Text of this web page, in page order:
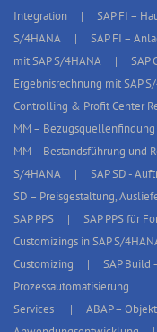
Integration
SAP FI –
S/4HANA
SAP FI –
mit SAP S/4HANA
SAP
Ergebnisrechnung mit SAP
Controlling & Profit Center
MM –
MM – Bestandsführung und
S/4HANA
SAP SD -
SD – Preisgestaltung,
SAP PPS
SAP PPS für
Customizings in SAP S/
Customizing
SAP Build
Prozessautomatisierung
Services
ABAP –